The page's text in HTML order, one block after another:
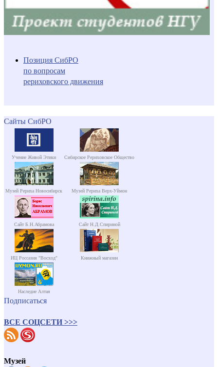
Позиция СибРО
по вопросам
рериховского движения
Сайты СибРО
Учение Живой Этики Сибирское Рериховское Общество
Музей Рериха Новосибирск Музей Рериха Верх-Уймон
Сайт Б.Н.Абрамова Сайт Н.Д.Спириной
ИЦ Россазия "Восход" Книжный магазин
Наследие Алтая
Подписаться
ВСЕ СОЦСЕТИ >>>
Музей